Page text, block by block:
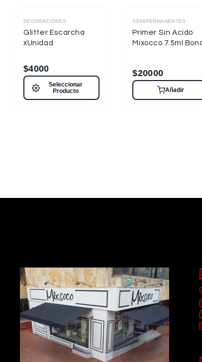
Destacado
DECORACIONES
Glitter Escarcha
xUnidad
$4000
Seleccionar
Producto
Destacado
SEMIPERMANENTES
Primer Sin Acido
Mixocco 7.5ml
$20000
Añadir